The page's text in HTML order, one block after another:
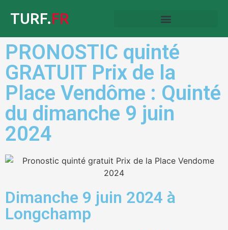
TURF.FR
PRONOSTIC quinté
GRATUIT Prix de la
Place Vendôme : Quinté
du dimanche 9 juin
2024
Dimanche 9 juin 2024 à
Longchamp